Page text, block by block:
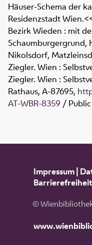
Häuser-Schema der
Residenzstadt Wien.
Bezirk Wieden : mit
Schaumburgergrund,
Nikolsdorf,
Ziegler. Wien :
Ziegler. Wien :
Rathaus, A-87695,
AT-WBR-8359 /
Impressum|
Barrierefreiheit
©